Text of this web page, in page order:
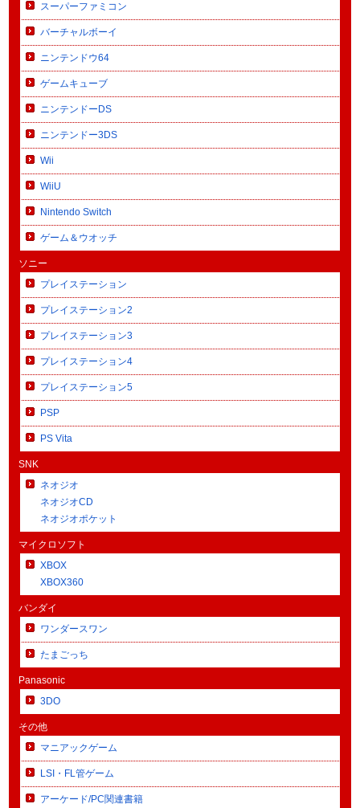
スーパーファミコン
バーチャルボーイ
ニンテンドウ64
ゲームキューブ
ニンテンドーDS
ニンテンドー3DS
Wii
WiiU
Nintendo Switch
ゲーム＆ウオッチ
ソニー
プレイステーション
プレイステーション2
プレイステーション3
プレイステーション4
プレイステーション5
PSP
PS Vita
SNK
ネオジオ
ネオジオCD
ネオジオポケット
マイクロソフト
XBOX
XBOX360
バンダイ
ワンダースワン
たまごっち
Panasonic
3DO
その他
マニアックゲーム
LSI・FL管ゲーム
アーケード/PC関連書籍